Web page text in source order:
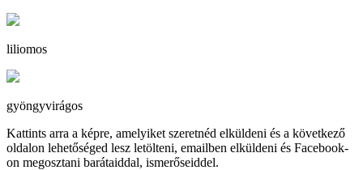
liliomos
gyöngyvirágos
Kattints arra a képre, amelyiket szeretnéd elküldeni és a következő
oldalon lehetőséged lesz letölteni, emailben elküldeni és Facebook-
on megosztani barátaiddal, ismerőseiddel.